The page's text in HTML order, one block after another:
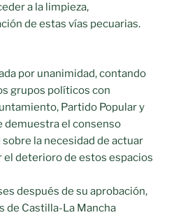
a la limpieza,
de estas vías pecuarias.
por unanimidad, contando
grupos políticos con
Partido Popular y
demuestra el consenso
la necesidad de actuar
el deterioro de estos espacios
después de su aprobación,
de Castilla-La Mancha